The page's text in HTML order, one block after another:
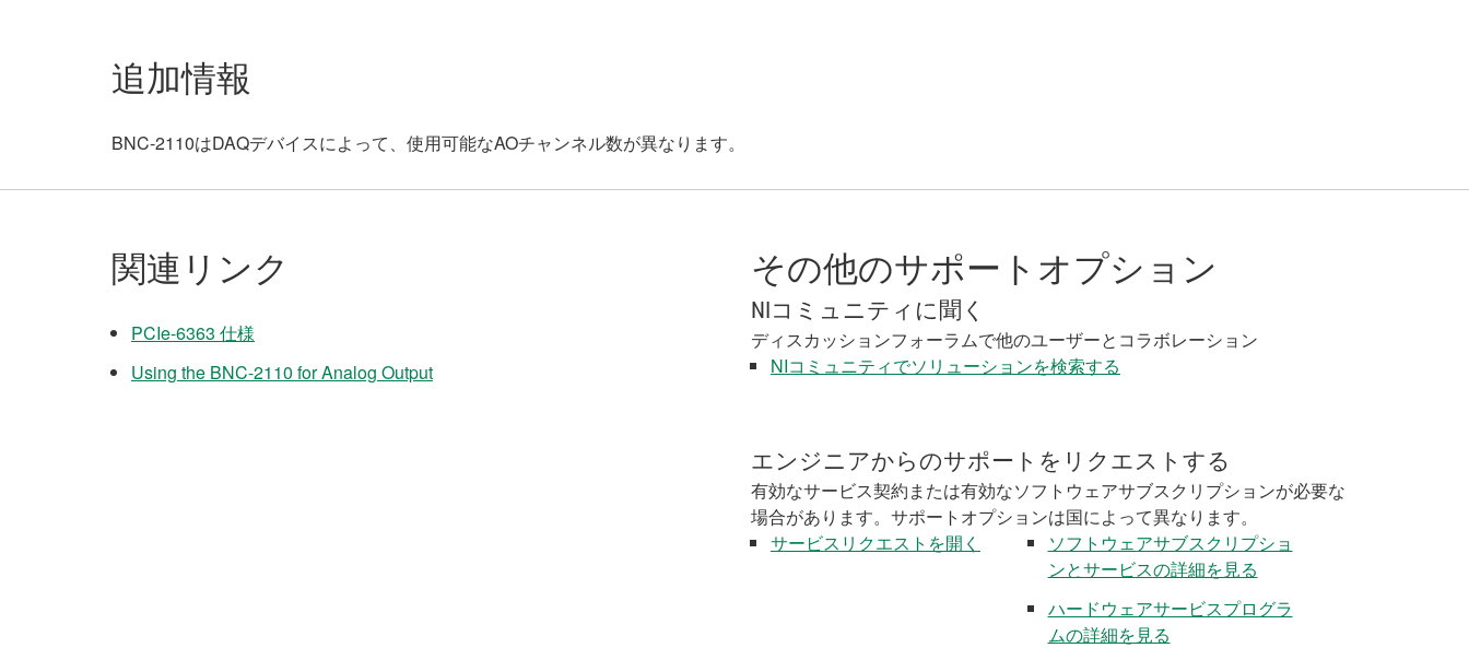
追加情報
BNC-2110はDAQデバイスによって、使用可能なAOチャンネル数が異なります。
関連リンク
PCIe-6363 仕様
Using the BNC-2110 for Analog Output
その他のサポートオプション
NIコミュニティに聞く
ディスカッションフォーラムで他のユーザーとコラボレーション
NIコミュニティでソリューションを検索する
エンジニアからのサポートをリクエストする
有効なサービス契約または有効なソフトウェアサブスクリプションが必要な
場合があります。サポートオプションは国によって異なります。
サービスリクエストを開く
ソフトウェアサブスクリプショ
ンとサービスの詳細を見る
ハードウェアサービスプログラ
ムの詳細を見る